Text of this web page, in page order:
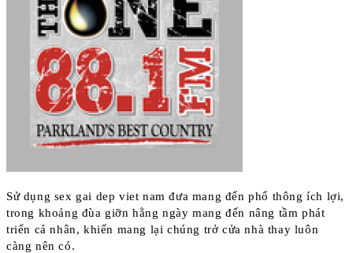
Sử dụng sex gai dep viet nam đưa mang đến phổ thông ích lợi,
trong khoảng đùa giỡn hằng ngày mang đến nâng tầm phát
triển cá nhân, khiến mang lại chúng trở cửa nhà thay luôn
càng nên có.